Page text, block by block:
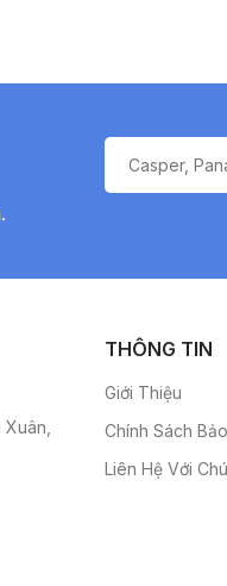
THÔNG TIN
Giới Thiệu
Chính Sách
Liên Hệ Với